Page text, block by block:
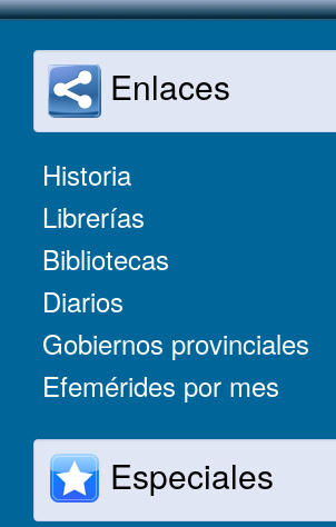
Enlaces
Historia
Librerías
Bibliotecas
Diarios
Gobiernos provinciales
Efemérides por mes
Especiales